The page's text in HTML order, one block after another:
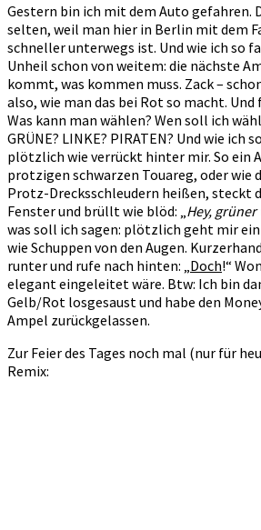
Gestern bin ich mit dem Auto gefahren.
selten, weil man hier in Berlin mit dem
schneller unterwegs ist. Und wie ich so
Unheil schon von weitem: die nächste
kommt, was kommen muss. Zack –
also, wie man das bei Rot so macht. Und
Was kann man wählen? Wen soll ich
GRÜNE? LINKE? PIRATEN? Und wie ich
plötzlich wie verrückt hinter mir. So ein
protzigen schwarzen Touareg, oder wie
Protz-Drecksschleudern heißen, steckt
Fenster und brüllt wie blöd: „ Hey,
was soll ich sagen: plötzlich geht mir
wie Schuppen von den Augen.
runter und rufe nach hinten: „ Doch!“
elegant eingeleitet wäre. Btw: Ich bin
Gelb/Rot losgesaust und habe den
Ampel zurückgelassen.
Zur Feier des Tages noch mal (nur für
Remix: